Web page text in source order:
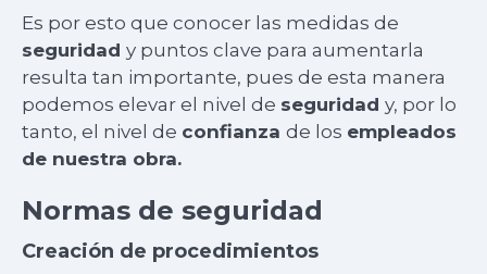
Es por esto que conocer las medidas de
seguridad y puntos clave para aumentarla
resulta tan importante, pues de esta manera
podemos elevar el nivel de seguridad y, por lo
tanto, el nivel de confianza de los empleados
de nuestra obra.
Normas de seguridad
Creación de procedimientos